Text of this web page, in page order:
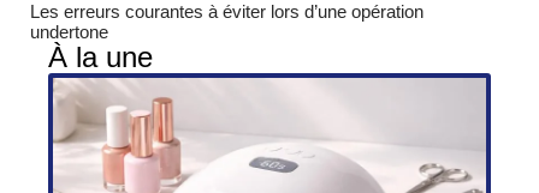
Les erreurs courantes à éviter lors d’une opération
undertone
À la une